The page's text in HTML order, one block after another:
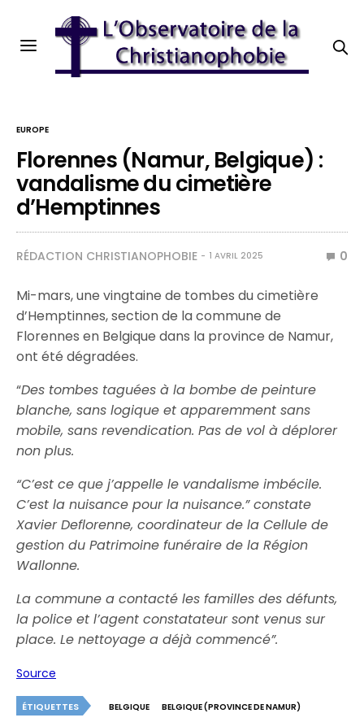
EUROPE
Florennes (Namur, Belgique) :
vandalisme du cimetière
d’Hemptinnes
RÉDACTION CHRISTIANOPHOBIE 1 AVRIL 2025 0
Mi-mars, une vingtaine de tombes du cimetière
d’Hemptinnes, section de la commune de
Florennes en Belgique dans la province de Namur,
ont été dégradées.
“Des tombes taguées à la bombe de peinture
blanche, sans logique et apparemment sans
mobile, sans revendication. Pas de vol à déplorer
non plus.
“C’est ce que j’appelle le vandalisme imbécile.
C’est la nuisance pour la nuisance.” constate
Xavier Deflorenne, coordinateur de la Cellule de
gestion du Patrimoine funéraire de la Région
Wallonne.
La commune a contacté les familles des défunts,
la police et l’agent constatateur sont venus sur
place. Le nettoyage a déjà commencé”.
Source
ÉTIQUETTES BELGIQUE
BELGIQUE (PROVINCE DE NAMUR)